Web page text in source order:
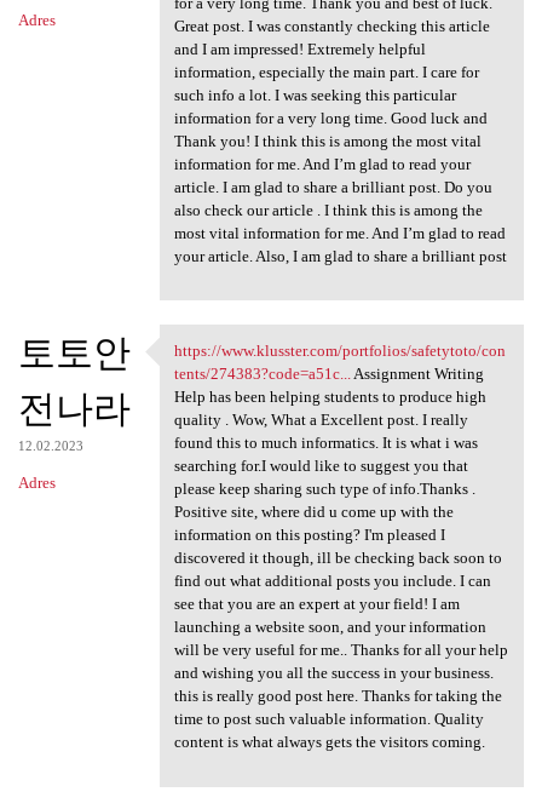
Adres
Great post. I was constantly checking this article
and I am impressed! Extremely helpful
information, especially the main part. I care for
such info a lot. I was seeking this particular
information for a very long time. Good luck and
Thank you! I think this is among the most vital
information for me. And I’m glad to read your
article. I am glad to share a brilliant post. Do you
also check our article . I think this is among the
most vital information for me. And I’m glad to read
your article. Also, I am glad to share a brilliant post
토토안
전나라
12.02.2023
Adres
https://www.klusster.com
https://www.klusster.com/portfolios/safetytoto/con
tents/274383?code=a51c...Assignment Writing
Help has been helping students to produce high
quality . Wow, What a Excellent post. I really
found this to much informatics. It is what i was
searching for.I would like to suggest you that
please keep sharing such type of info.Thanks .
Positive site, where did u come up with the
information on this posting? I'm pleased I
discovered it though, ill be checking back soon to
find out what additional posts you include. I can
see that you are an expert at your field! I am
launching a website soon, and your information
will be very useful for me.. Thanks for all your help
and wishing you all the success in your business.
this is really good post here. Thanks for taking the
time to post such valuable information. Quality
content is what always gets the visitors coming.